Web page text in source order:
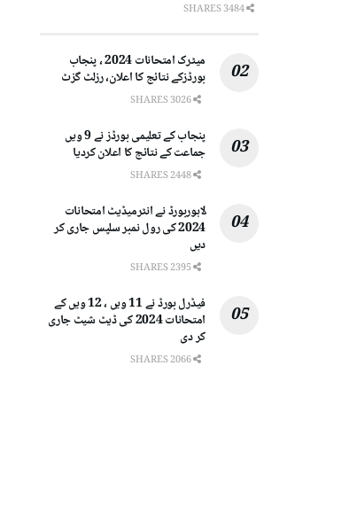
میٹرک امتحانات 2024 ، پنجاب
بورڈزکے نتائج کا اعلان، رزلٹ گزٹ
پنجاب کے تعلیمی بورڈز نے 9 ویں
جماعت کے نتائج کا اعلان کردیا
لاہوربورڈ نے انٹرمیڈیٹ امتحانات
2024 کی رول نمبر سلپس جاری کر
دیں
فیڈرل بورڈ نے 11 ویں ، 12 ویں کے
امتحانات 2024 کی ڈیٹ شیٹ جاری
کر دی